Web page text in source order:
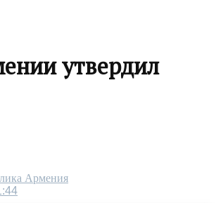
утвердил
Армения